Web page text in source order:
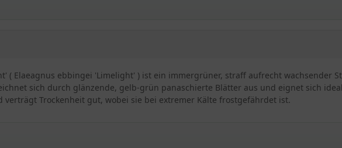
( Elaeagnus ebbingei 'Limelight' ) ist ein immergrüner, straff aufrecht wachsender
sich durch glänzende, gelb-grün panaschierte Blätter aus und eignet sich
Trockenheit gut, wobei sie bei extremer Kälte frostgefährdet ist.